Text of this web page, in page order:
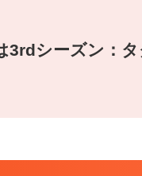
3rdシーズン：